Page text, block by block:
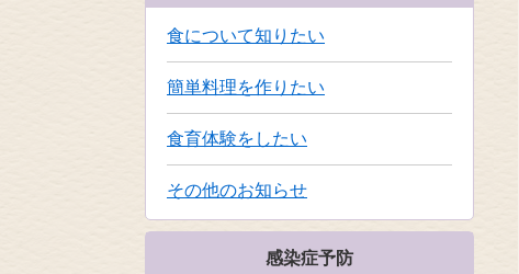
食について知りたい
簡単料理を作りたい
食育体験をしたい
その他のお知らせ
感染症予防